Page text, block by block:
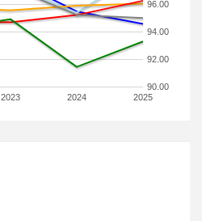
2023 2024 2025
90.00
92.00
94.00
96.00